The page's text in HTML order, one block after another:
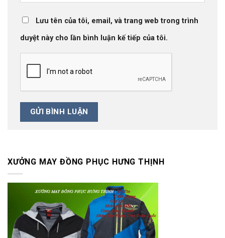
Lưu tên của tôi, email, và trang web trong trình
duyệt này cho lần bình luận kế tiếp của tôi.
XƯỞNG MAY ĐỒNG PHỤC HƯNG THỊNH